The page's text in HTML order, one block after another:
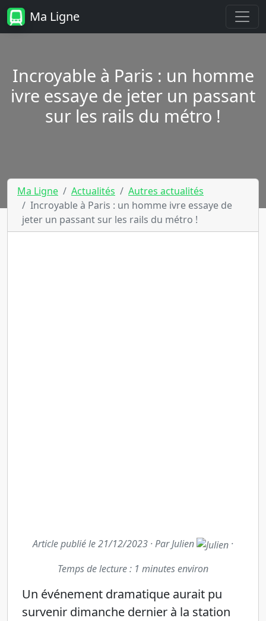
Ma Ligne
Incroyable à Paris : un homme
ivre essaye de jeter un passant
sur les rails du métro !
Ma Ligne Actualités
Autres actualités
Incroyable à Paris : un homme ivre essaye de
jeter un passant sur les rails du métro !
Article publié le 21/12/2023 · Par Julien
·
Temps de lecture : 1 minutes environ
Un événement dramatique aurait pu
survenir dimanche dernier à la station